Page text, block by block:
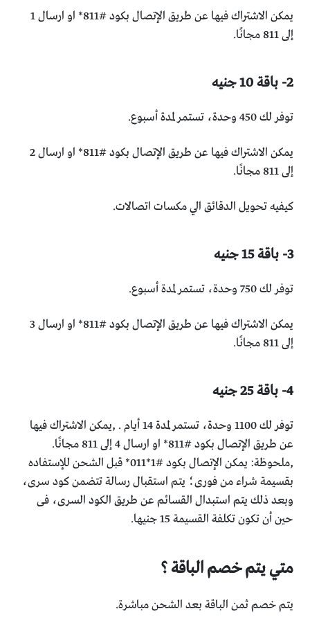
يمكن الاشتراك فيها عن طريق الإتصال بكود #811* او ارسال 1
إلى 811 مجانًا.
2- باقة 10 جنيه
توفر لك 450 وحدة، تستمر لمدة أسبوع.
يمكن الاشتراك فيها عن طريق الإتصال بكود #811* او ارسال 2
إلى 811 مجانًا.
كيفيه تحويل الدقائق الي مكسات اتصالات.
3- باقة 15 جنيه
توفر لك 750 وحدة، تستمر لمدة أسبوع.
يمكن الاشتراك فيها عن طريق الإتصال بكود #811* او ارسال 3
إلى 811 مجانًا.
4- باقة 25 جنيه
توفر لك 1100 وحدة، تستمر لمدة 14 أيام . ,
يمكن الاشتراك فيها
عن طريق الإتصال بكود #811* او ارسال 4 إلى 811 مجانًا.
,ملحوظة:
يمكن الإتصال بكود #1*011* قبل الشحن للإستفاده
بقسيمة شراء من فورى؛ يتم استقبال رسالة تتضمن كود سرى،
وبعد ذلك يتم استبدال القسائم عن طريق الكود السرى، فى
حين أن تكون تكلفة القسيمة 15 جنيها.
متي يتم خصم الباقة ؟
يتم خصم ثمن الباقة بعد الشحن مباشرة.